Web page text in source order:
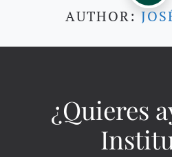
AUTHOR:
¿Quieres